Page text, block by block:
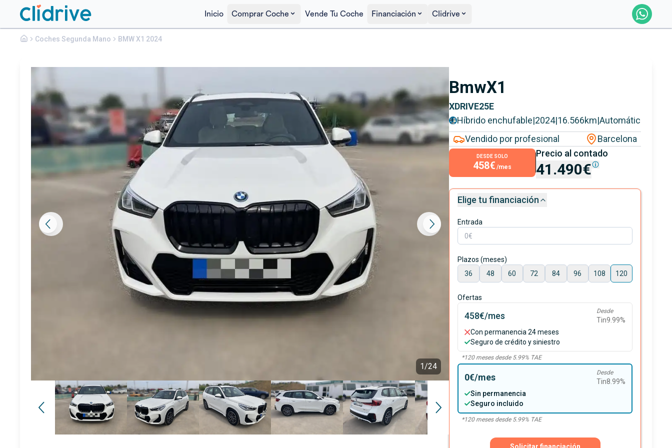
Inicio Comprar Coche Vende Tu Coche Financiación Clidrive
Coches Segunda Mano BMW X1 2024
1/24
BmwX1
BmwX1
XDRIVE25E
Híbrido enchufable|2024|16.566km|Automático
Vendido por profesional
Barcelona
DESDE SOLO
458€ /mes
Precio al contado
41.490€
Elige tu financiación
Entrada
Plazos (meses)
36
48 60 72 84 96 108 120
Ofertas
458€/mes Desde
Tin9.99%
Con permanencia 24 meses
Seguro de crédito y siniestro
*120meses desde 5.99% TAE
0€/mes Desde
Tin8.99%
Sin permanencia
Seguro incluido
*120meses desde 5.99% TAE